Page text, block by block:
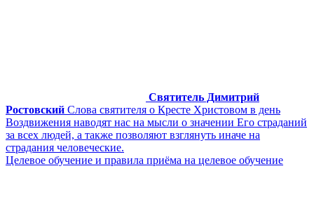
Святитель Димитрий
Ростовский Слова святителя о Кресте Христовом в день
Воздвижения наводят нас на мысли о значении Его страданий
за всех людей, а также позволяют взглянуть иначе на
страдания человеческие.
Целевое обучение и правила приёма на целевое обучение